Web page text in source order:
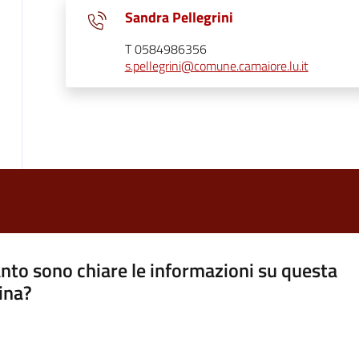
Sandra Pellegrini
T 0584986356
s.pellegrini@comune.camaiore.lu.it
sono chiare le informazioni su questa
5 stelle su 5